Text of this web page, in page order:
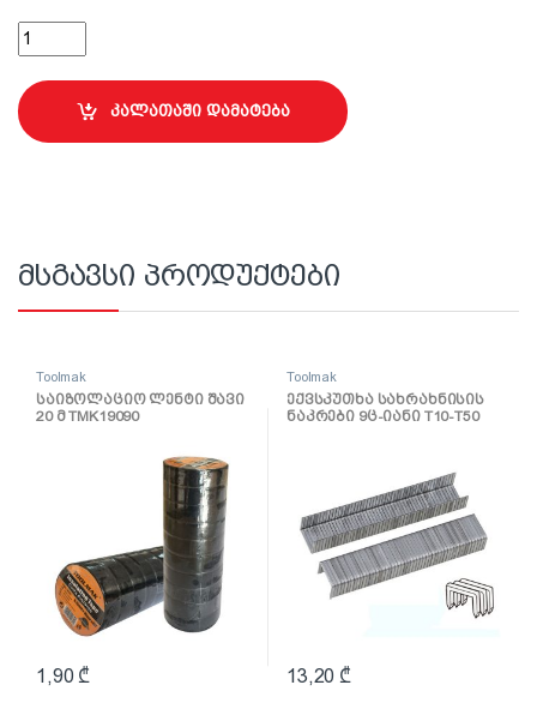
შავი ხამუთი 4.8მმx400მმ TMK19570 quantity
კალათაში დამატება
მსგავსი პროდუქტები
Toolmak
საიზოლაციო ლენტი შავი
20 მ TMK19090
1,90 ₾
Toolmak
ექვსკუთხა სახრახნისის
ნაკრები 9ც-იანი T10-T50
13,20 ₾